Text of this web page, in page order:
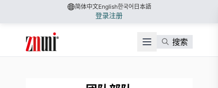
简体中文English한국어 日本語
登录注册
搜索